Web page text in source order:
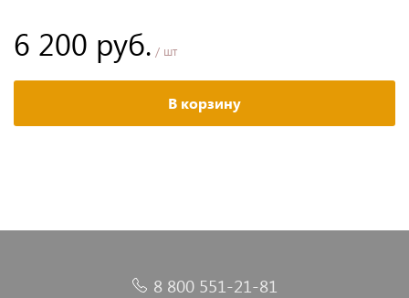
6 200 руб. / шт
В корзину
8 800 551-21-81